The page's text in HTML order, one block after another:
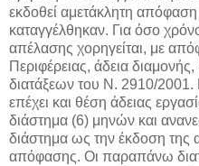
εκδοθεί αμετάκλητη απόφαση
καταγγέλθηκαν. Για όσο
απέλασης χορηγείται, με
Περιφέρειας, άδεια
διατάξεων του Ν. 2910/
επέχει και θέση άδειας
διάστημα (6) μηνών και
διάστημα ως την έκδοση της
απόφασης. Οι παραπάνω